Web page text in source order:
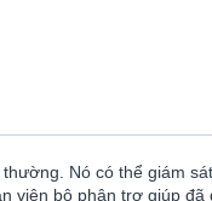
Nó có thể giám
viên bộ phận trợ giúp